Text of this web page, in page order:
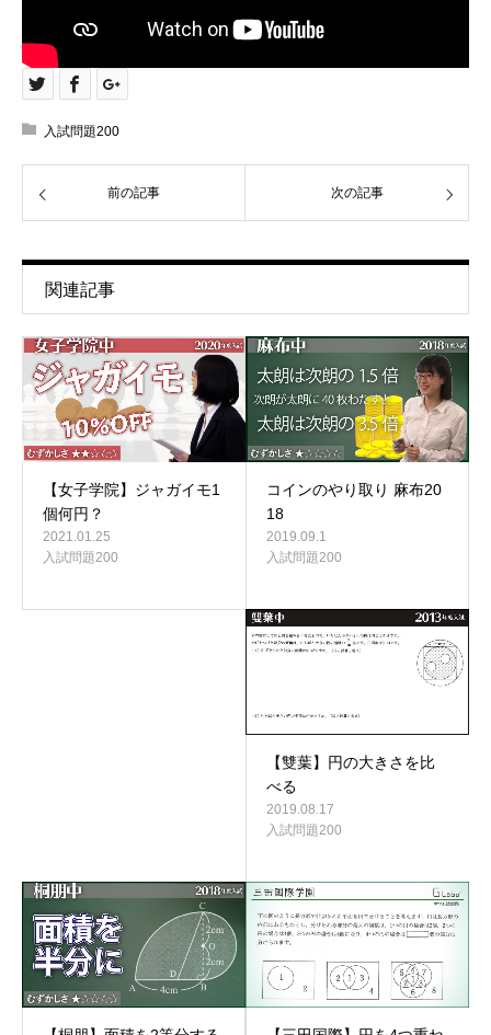
入試問題200
前の記事 次の記事
関連記事
【女子学院】ジャガイモ1
個何円？
2021.01.25
入試問題200
コインのやり取り 麻布20
18
2019.09.1
入試問題200
【雙葉】円の大きさを比
べる
2019.08.17
入試問題200